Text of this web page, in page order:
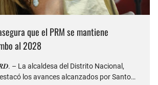
que el PRM se mantiene
al 2028
– La alcaldesa del Distrito Nacional,
los avances alcanzados por Santo